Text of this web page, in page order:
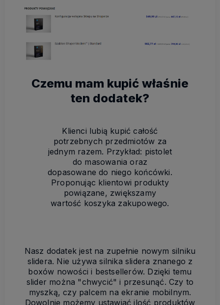
Czemu mam kupić właśnie
ten dodatek?
Klienci lubią kupić całość
potrzebnych przedmiotów za
jednym razem. Przykład: pistolet
do masowania oraz
dopasowane do niego końcówki.
Proponując klientowi produkty
powiązane, zwiększamy
wartość koszyka zakupowego.
Nasz dodatek jest na zupełnie nowym silniku
slidera. Nie używa silnika slidera znanego z
boxów nowości i bestsellerów. Dzięki temu
slider można "chwycić" i przesunąć. Czy to
myszką, czy palcem na ekranie mobilnym.
Dowolnie możemy ustawiać ilość produktów